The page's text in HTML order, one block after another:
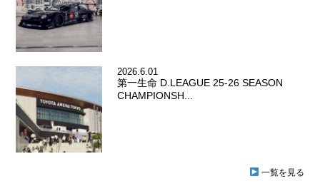
2026.6.01
第一生命 D.LEAGUE 25-26 SEASON
CHAMPIONSH...
一覧を見る